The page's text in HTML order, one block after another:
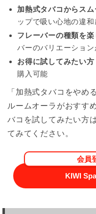
加熱式タバコからス
ップで吸い心地の違
フレーバーの種類を
バーのバリエーション
お得に試してみたい方
購入可能
「加熱式タバコをやめ
ルームオーラがおすす
バコを試してみたい方
てみてください。
会員
KIWI